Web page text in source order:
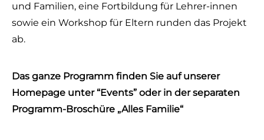
und Familien, eine Fortbildung für Lehrer-innen
sowie ein Workshop für Eltern runden das Projekt
ab.
Das ganze Programm finden Sie auf unserer
Homepage unter “Events” oder in der separaten
Programm-Broschüre „Alles Familie“